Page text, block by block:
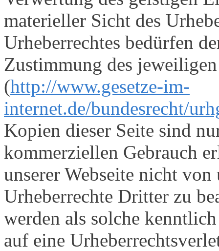
materieller Sicht des
Urheberrechtes bedürfen
Zustimmung des
(http://www.gesetze-im-
internet.de/bundesrecht/
Kopien dieser Seite sind
kommerziellen Gebrauch
unserer Webseite nicht
Urheberrechte Dritter zu
werden als solche
auf eine